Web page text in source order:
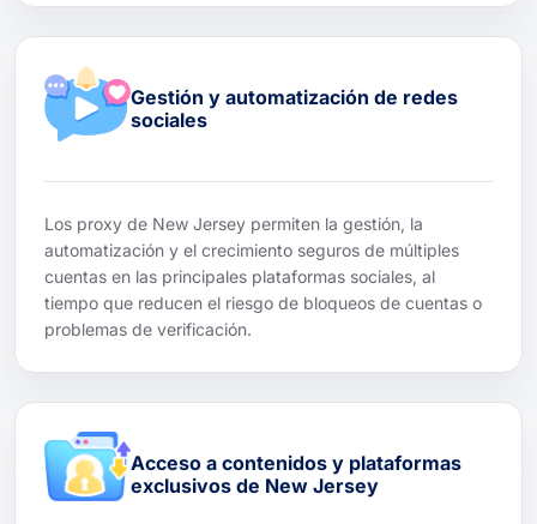
Gestión y automatización de redes
sociales
Los proxy de New Jersey permiten la gestión, la
automatización y el crecimiento seguros de múltiples
cuentas en las principales plataformas sociales, al
tiempo que reducen el riesgo de bloqueos de cuentas o
problemas de verificación.
Acceso a contenidos y plataformas
exclusivos de New Jersey